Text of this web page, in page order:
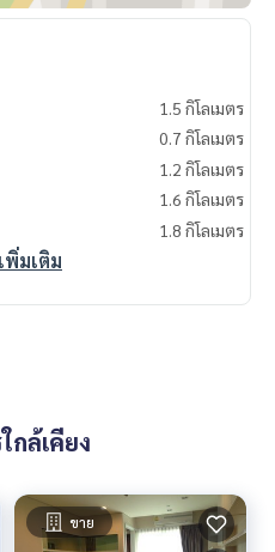
ฮอร์ริเทจสุขุมวิท59 #Thonglo
1.5 กิโลเมตร
0.7 กิโลเมตร
1.2 กิโลเมตร
1.6 กิโลเมตร
1.8 กิโลเมตร
พิ่มเติม
กล้เคียง
ขาย